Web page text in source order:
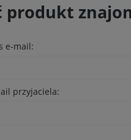
produkt
e-mail:
przyjaciela: